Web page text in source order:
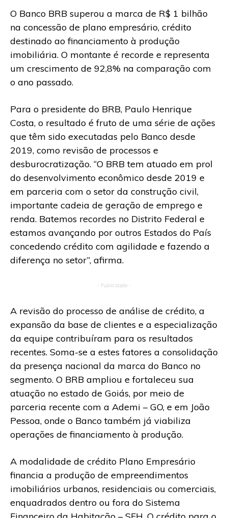
O Banco BRB superou a marca de R$ 1 bilhão
na concessão de plano empresário, crédito
destinado ao financiamento à produção
imobiliária. O montante é recorde e representa
um crescimento de 92,8% na comparação com
o ano passado.
Para o presidente do BRB, Paulo Henrique
Costa, o resultado é fruto de uma série de ações
que têm sido executadas pelo Banco desde
2019, como revisão de processos e
desburocratização. “O BRB tem atuado em prol
do desenvolvimento econômico desde 2019 e
em parceria com o setor da construção civil,
importante cadeia de geração de emprego e
renda. Batemos recordes no Distrito Federal e
estamos avançando por outros Estados do País
concedendo crédito com agilidade e fazendo a
diferença no setor”, afirma.
- Publicidade -
A revisão do processo de análise de crédito, a
expansão da base de clientes e a especialização
da equipe contribuíram para os resultados
recentes. Soma-se a estes fatores a consolidação
da presença nacional da marca do Banco no
segmento. O BRB ampliou e fortaleceu sua
atuação no estado de Goiás, por meio de
parceria recente com a Ademi – GO, e em João
Pessoa, onde o Banco também já viabiliza
operações de financiamento à produção.
A modalidade de crédito Plano Empresário
financia a produção de empreendimentos
imobiliários urbanos, residenciais ou comerciais,
enquadrados dentro ou fora do Sistema